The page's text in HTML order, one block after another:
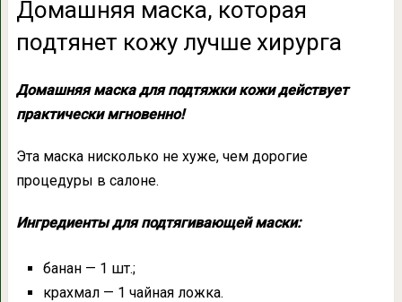
Домашняя маска, которая
подтянет кожу лучше хирурга
Домашняя маска для подтяжки кожи действует
практически мгновенно!
Эта маска нисколько не хуже, чем дорогие
процедуры в салоне.
Ингредиенты для подтягивающей маски:
банан — 1 шт.;
крахмал — 1 чайная ложка.